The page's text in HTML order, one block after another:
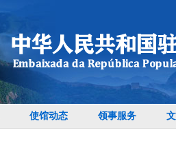
使馆动态 领事服务